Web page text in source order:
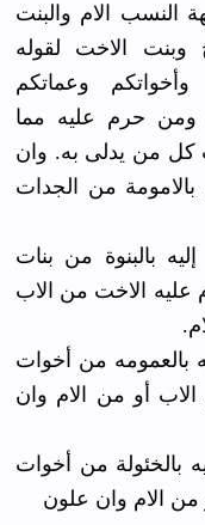
الام والبنت
وبنت الاخت لقوله
وعماتكم
ومن حرم عليه مما
كل من يدلى به. وان
من الجدات
بالبنوة من بنات
عليه الاخت من الاب
بالعمومه من أخوات
الاب أو من الام وان
بالخئولة من أخوات
من الام وان علون